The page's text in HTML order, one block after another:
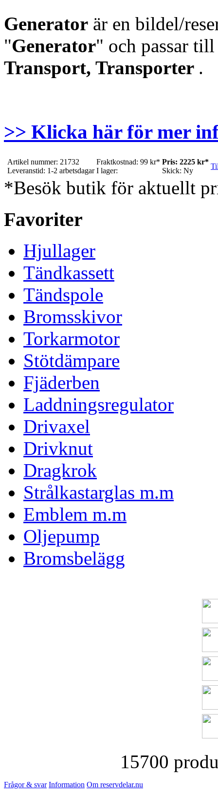
Generator är en bildel/
"Generator" och passar
Transport, Transporter .
>> Klicka här för mer
Artikel nummer: 21732
Leveranstid: 1-2 arbetsdagar
Fraktkostnad: 99 kr*
I lager:
Pris: 2225 kr*
Skick: Ny
*Besök butik för aktuellt
Favoriter
Hjullager
Tändkassett
Tändspole
Bromsskivor
Torkarmotor
Stötdämpare
Fjäderben
Laddningsregulator
Drivaxel
Drivknut
Dragkrok
Strålkastarglas m.m
Emblem m.m
Oljepump
Bromsbelägg
15700
Frågor & svar Information Om reservdelar.nu